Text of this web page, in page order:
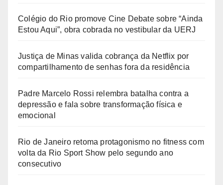
Colégio do Rio promove Cine Debate sobre “Ainda
Estou Aqui”, obra cobrada no vestibular da UERJ
Justiça de Minas valida cobrança da Netflix por
compartilhamento de senhas fora da residência
Padre Marcelo Rossi relembra batalha contra a
depressão e fala sobre transformação física e
emocional
Rio de Janeiro retoma protagonismo no fitness com
volta da Rio Sport Show pelo segundo ano
consecutivo